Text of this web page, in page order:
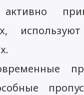
активно